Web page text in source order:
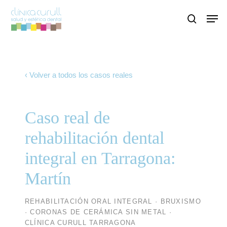
search
Menu
‹ Volver a todos los casos reales
Caso real de
rehabilitación dental
integral en Tarragona:
Martín
REHABILITACIÓN ORAL INTEGRAL · BRUXISMO
· CORONAS DE CERÁMICA SIN METAL ·
CLÍNICA CURULL TARRAGONA